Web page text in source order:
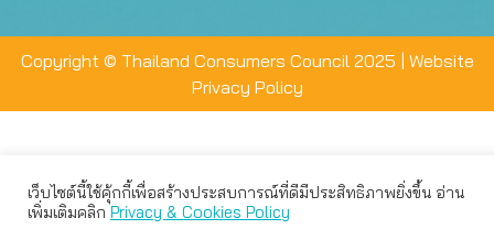
Copyright © Thailand Consumers Council 2025 | Website
Privacy Policy
เว็บไซต์นี้ใช้คุ้กกี้เพื่อสร้างประสบการณ์ที่ดีมีประสิทธิภาพยิ่งขึ้น อ่าน
เพิ่มเติมคลิกPrivacy & Cookies Policy
เว็บไซต์นี้ใช้คุกกี้เพื่อมอบประสบการณ์การใช้งานที่ดีให้แก่ท่าน คุณ